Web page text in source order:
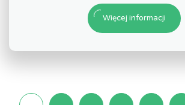
Więcej informacji